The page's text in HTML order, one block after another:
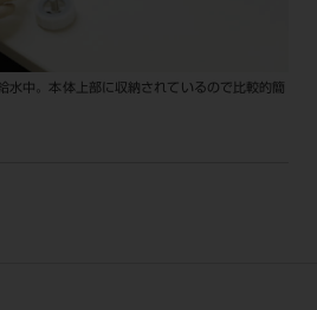
水中。本体上部に収納されているので比較的簡